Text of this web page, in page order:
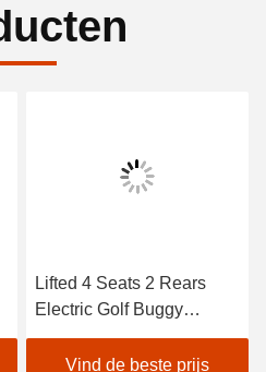
Lifted 4 Seats 2 Rears
Electric Golf Buggy
Lithium Battery
Accessories
Vind de beste prijs